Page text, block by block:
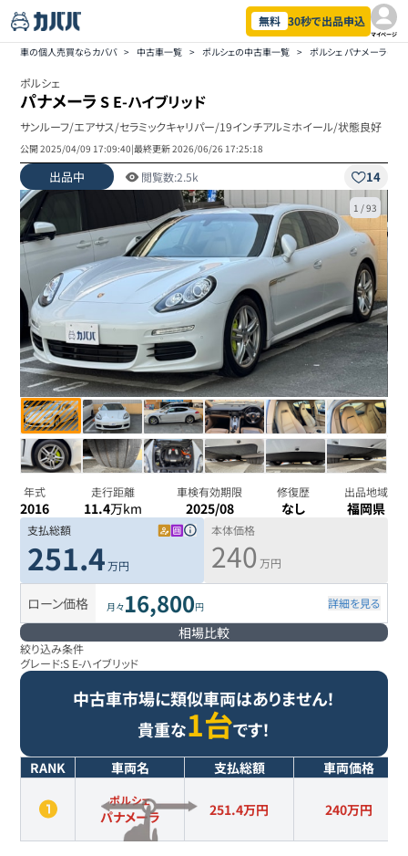
無料 30秒で出品申込
マイページ
車の個人売買ならカババ > 中古車一覧 > ポルシェの中古車一覧 > ポルシェ パナメーラの
ポルシェ
パナメーラS E-ハイブリッド
サンルーフ/エアサス/セラミックキャリパー/19インチアルミホイール/状態良好
公開2025/04/09 17:09:40|最終更新2026/06/26 17:25:18
出品中 閲覧数:2.5k 14
1 /93
年式
2016
走行距離
11.4万km
車検有効期限
2025/08
修復歴
なし
出品地域
福岡県
支払総額
251.4 万円
本体価格
240 万円
ローン価格 月々16,800円 詳細を見る
相場比較
絞り込み条件
グレード:S E-ハイブリッド
中古車市場に類似車両はありません！
貴重な1台です！
RANK 車両名 支払総額 車両価格
ポルシェ
パナメーラ 251.4万円 240万円